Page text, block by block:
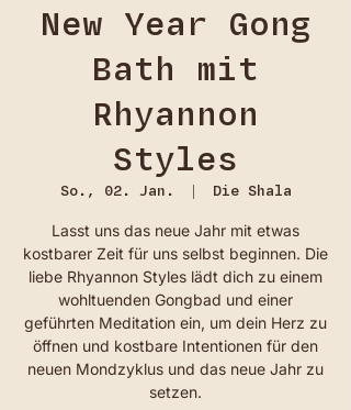
New Year Gong
Bath mit
Rhyannon
Styles
So., 02. Jan.
  |
Die Shala
Lasst uns das neue Jahr mit etwas
kostbarer Zeit für uns selbst beginnen. Die
liebe Rhyannon Styles lädt dich zu einem
wohltuenden Gongbad und einer
geführten Meditation ein, um dein Herz zu
öffnen und kostbare Intentionen für den
neuen Mondzyklus und das neue Jahr zu
setzen.